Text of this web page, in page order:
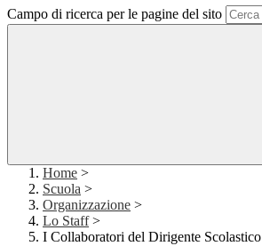
Campo di ricerca per le pagine del sito
Home >
Scuola >
Organizzazione >
Lo Staff >
I Collaboratori del Dirigente Scolastico